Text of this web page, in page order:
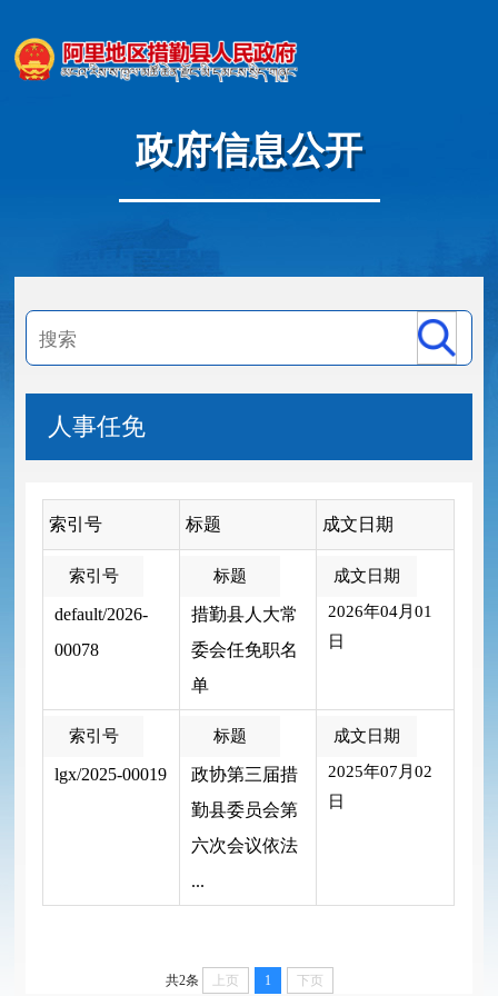
政府信息公开
人事任免
索引号 标题 成文日期
default/2026-
00078
措勤县人大常
委会任免职名
单
2026年04月01
日
lgx/2025-00019
政协第三届措
勤县委员会第
六次会议依法
...
2025年07月02
日
共2条 上页 1 下页